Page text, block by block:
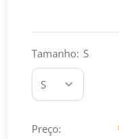
Tamanho: S
Preço: